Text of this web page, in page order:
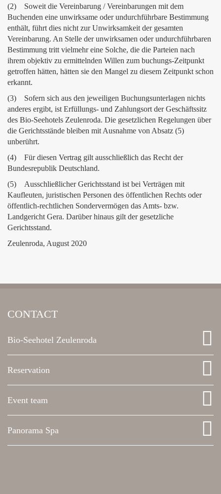
(2) Soweit die Vereinbarung / Vereinbarungen mit dem
Buchenden eine unwirksame oder undurchführbare Bestimmung
enthält, führt dies nicht zur Unwirksamkeit der gesamten
Vereinbarung. An Stelle der unwirksamen oder undurchführbaren
Bestimmung tritt vielmehr eine Solche, die die Parteien nach
ihrem objektiv zu ermittelnden Willen zum buchungs-Zeitpunkt
getroffen hätten, hätten sie den Mangel zu diesem Zeitpunkt schon
erkannt.
(3) Sofern sich aus den jeweiligen Buchungsunterlagen nichts
anderes ergibt, ist Erfüllungs- und Zahlungsort der Geschäftssitz
des Bio-Seehotels Zeulenroda. Die gesetzlichen Regelungen über
die Gerichtsstände bleiben mit Ausnahme von Absatz (5)
unberührt.
(4) Für diesen Vertrag gilt ausschließlich das Recht der
Bundesrepublik Deutschland.
(5) Ausschließlicher Gerichtsstand ist bei Verträgen mit
Kaufleuten, juristischen Personen des öffentlichen Rechts oder
öffentlich-rechtlichen Sondervermögen das Amts- bzw.
Landgericht Gera. Darüber hinaus gilt der gesetzliche
Gerichtsstand.
Zeulenroda, August 2020
CONTACT
Bio-Seehotel Zeulenroda
Reservation
Event team
Panorama Spa